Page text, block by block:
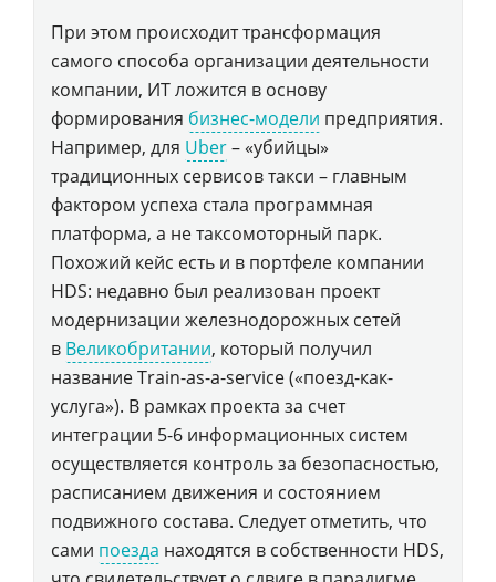
При этом происходит трансформация
самого способа организации деятельности
компании, ИТ ложится в основу
формирования бизнес-модели предприятия.
Например, для Uber– «убийцы»
традиционных сервисов такси – главным
фактором успеха стала программная
платформа, а не таксомоторный парк.
Похожий кейс есть и в портфеле компании
HDS: недавно был реализован проект
модернизации железнодорожных сетей
в Великобритании, который получил
название Train-as-a-service («поезд-как-
услуга»). В рамках проекта за счет
интеграции 5-6 информационных систем
осуществляется контроль за безопасностью,
расписанием движения и состоянием
подвижного состава. Следует отметить, что
сами поезда находятся в собственности HDS,